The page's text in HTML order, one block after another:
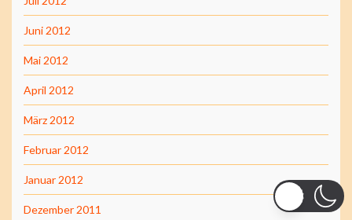
Juni 2012
Mai 2012
April 2012
März 2012
Februar 2012
Januar 2012
Dezember 2011